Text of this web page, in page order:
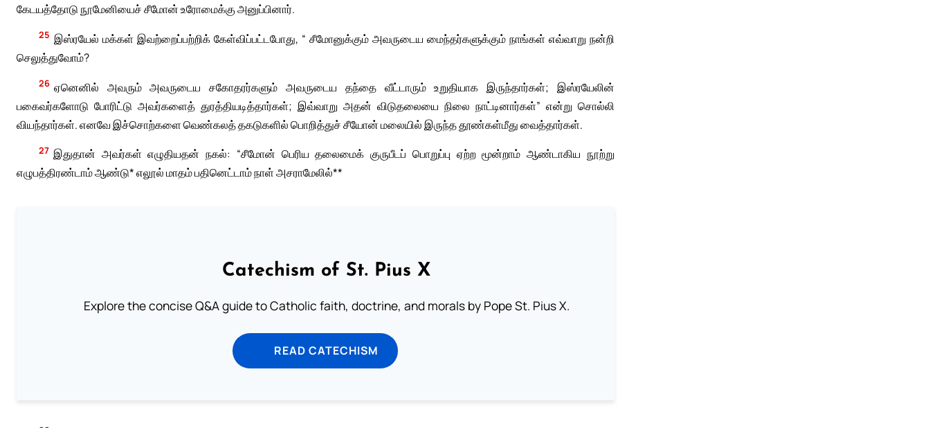
கேடயத்தோடு நூமேனியைச் சீமோன் உரோமைக்கு அனுப்பினார்.
25 இஸ்ரயேல் மக்கள் இவற்றைப்பற்றிக் கேள்விப்பட்டபோது, “ சீமோனுக்கும் அவருடைய மைந்தர்களுக்கும் நாங்கள் எவ்வாறு நன்றி
செலுத்துவோம்?
26 ஏனெனில் அவரும் அவருடைய சகோதரர்களும் அவருடைய தந்தை வீட்டாரும் உறுதியாக இருந்தார்கள்; இஸ்ரயேலின்
பகைவர்களோடு போரிட்டு அவர்களைத் துரத்தியடித்தார்கள்; இவ்வாறு அதன் விடுதலையை நிலை நாட்டினார்கள்” என்று சொல்லி
வியந்தார்கள். எனவே இச்சொற்களை வெண்கலத் தகடுகளில் பொறித்துச் சீயோன் மலையில் இருந்த தூண்கள்மீது வைத்தார்கள்.
27 இதுதான் அவர்கள் எழுதியதன் நகல்: “சீமோன் பெரிய தலைமைக் குருபீடப் பொறுப்பு ஏற்ற மூன்றாம் ஆண்டாகிய நூற்று
எழுபத்திரண்டாம் ஆண்டு* எலூல் மாதம் பதினெட்டாம் நாள் அசராமேலில்**
Catechism of St. Pius X
Explore the concise Q&A guide to Catholic faith, doctrine, and morals by Pope St. Pius X.
READ CATECHISM